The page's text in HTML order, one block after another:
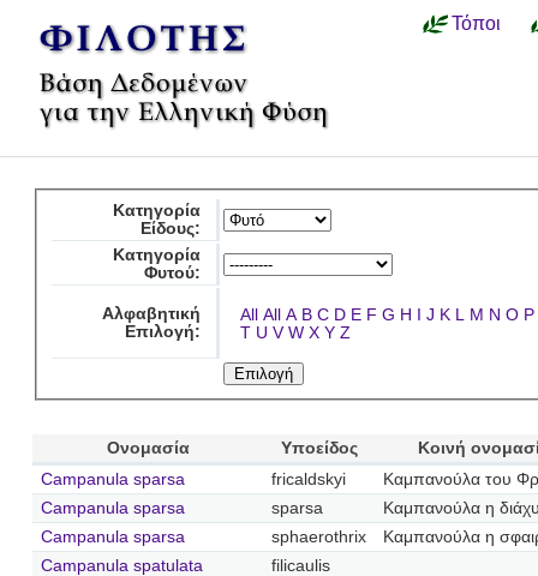
Τόποι
Κατηγορία
Είδους:
Κατηγορία
Φυτού:
Αλφαβητική
Επιλογή:
All All A B C D E F G H I J K L M N O P
T U V W X Y Z
Ονομασία Υποείδος
Κοινή
Campanula sparsa
fricaldskyi
Καμπανούλα του
Campanula sparsa
sparsa
Καμπανούλα η
Campanula sparsa
sphaerothrix
Καμπανούλα η
Campanula spatulata
filicaulis